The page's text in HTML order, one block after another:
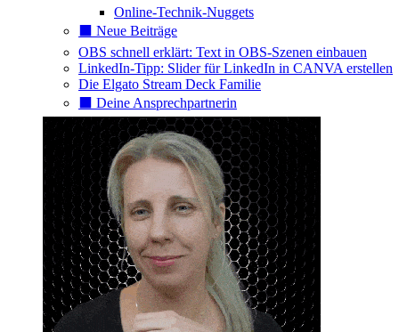
Online-Technik-Nuggets
⬛️ Neue Beiträge
OBS schnell erklärt: Text in OBS-Szenen einbauen
LinkedIn-Tipp: Slider für LinkedIn in CANVA erstellen
Die Elgato Stream Deck Familie
⬛️ Deine Ansprechpartnerin